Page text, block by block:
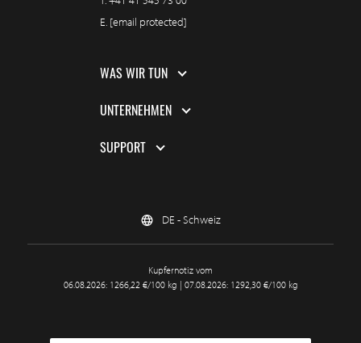
E. [email protected]
WAS WIR TUN
UNTERNEHMEN
SUPPORT
DE - Schweiz
Kupfernotiz vom
06.08.2026: 1266,22 €/100 kg | 07.08.2026: 1292,30 €/100 kg